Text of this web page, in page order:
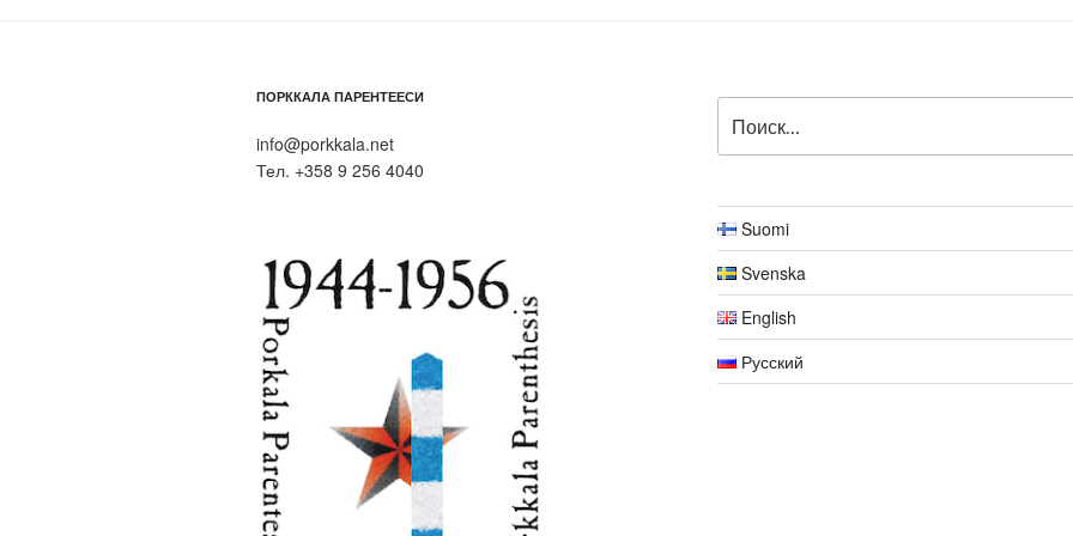
ПОРККАЛА ПАРЕНТЕЕСИ
info@porkkala.net
Тел. +358 9 256 4040
Suomi
Svenska
English
Русский